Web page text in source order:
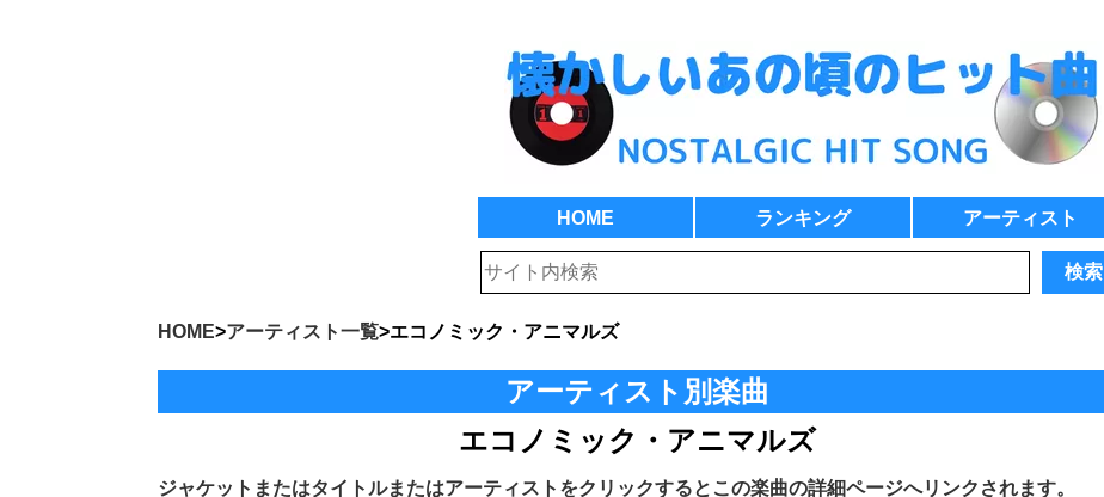
HOME ランキング アーティスト
検索
HOME>アーティスト一覧>エコノミック・アニマルズ
アーティスト別楽曲
エコノミック・アニマルズ
ジャケットまたはタイトルまたはアーティストをクリックするとこの楽曲の詳細ページへリンクされます。